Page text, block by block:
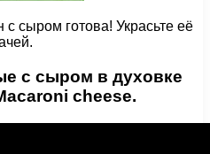
сыром готова! Украсьте её
с сыром в духовке
cheese.